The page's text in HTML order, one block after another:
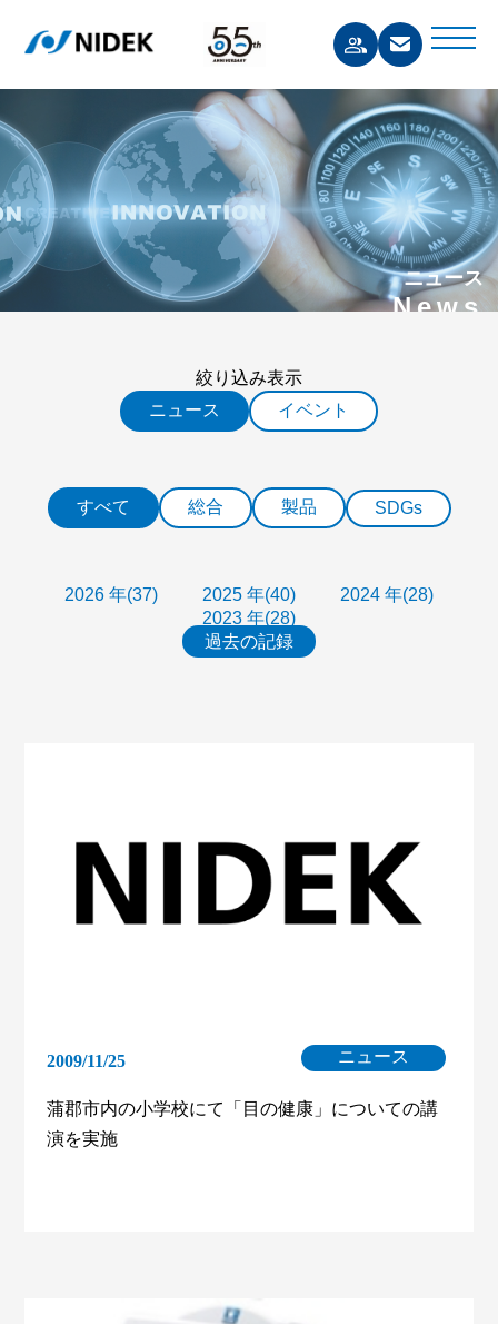
ニュース
News
絞り込み表示
ニュース
イベント
すべて 総合 製品 SDGs
2026 年(37) 2025 年(40)
2024 年(28)
2023 年(28)
過去の記録
2009/11/25 ニュース
蒲郡市内の小学校にて「目の健康」についての講
演を実施